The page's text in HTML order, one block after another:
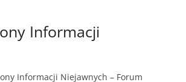
Informacji
Informacji Niejawnych – Forum